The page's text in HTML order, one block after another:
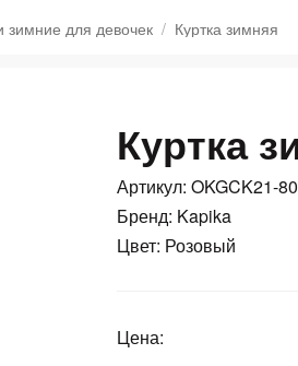
зимние для девочек Куртка зимняя
Куртка
Артикул: OKGCK21-80
Бренд: Kapika
Цвет: Розовый
Цена: